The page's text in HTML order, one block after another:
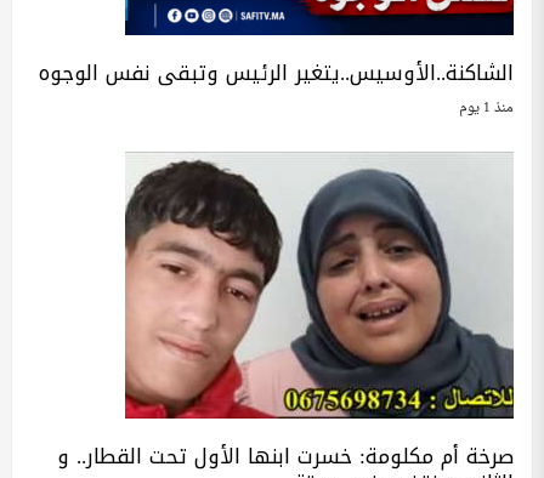
الشاكنة..الأوسيس..يتغير الرئيس وتبقى نفس الوجوه
منذ 1 يوم
صرخة أم مكلومة: خسرت ابنها الأول تحت القطار.. و